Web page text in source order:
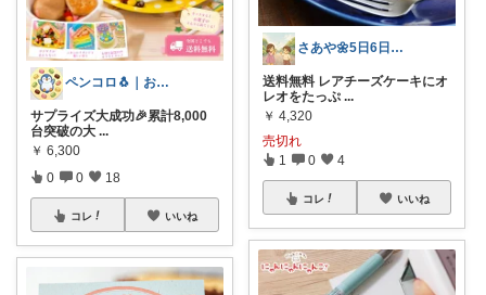
ペンコロ🐧｜お菓子・グルメ・ふるさと
サプライズ大成功🎉累計8,000
台突破の大 ...
￥ 6,300
0 0 18
コレ いいね
さあや🌼5日6日有難うございます
送料無料 レアチーズケーキにオ
レオをたっぷ ...
￥ 4,320
売切れ
1 0 4
コレ いいね